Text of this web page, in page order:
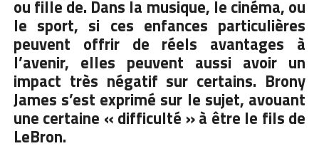
ou fille de. Dans la musique, le cinéma, ou
le sport, si ces enfances particulières
peuvent offrir de réels avantages à
l’avenir, elles peuvent aussi avoir un
impact très négatif sur certains. Brony
James s’est exprimé sur le sujet, avouant
une certaine « difficulté » à être le fils de
LeBron.